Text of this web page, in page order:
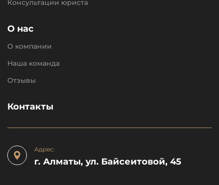
Консультации юриста
О нас
О компании
Наша команда
Отзывы
Контакты
Адрес:
г. Алматы, ул. Байсеитовой, 45